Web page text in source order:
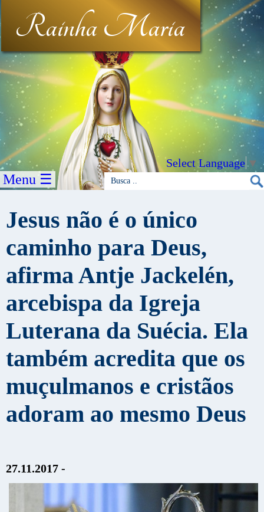
Rainha Maria
Select Language ▼
Menu ☰
Jesus não é o único
caminho para Deus,
afirma Antje Jackelén,
arcebispa da Igreja
Luterana da Suécia. Ela
também acredita que os
muçulmanos e cristãos
adoram ao mesmo Deus
27.11.2017 -